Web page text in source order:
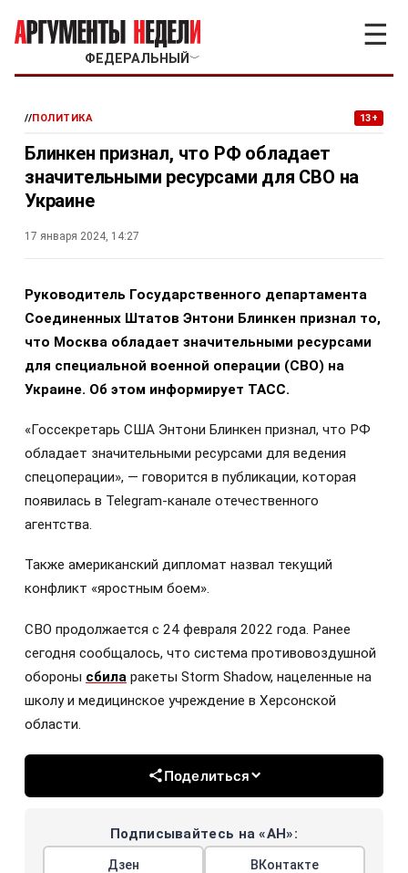
ФЕДЕРАЛЬНЫЙ ﹀
☰
//ПОЛИТИКА 13+
Блинкен признал, что РФ обладает
значительными ресурсами для СВО на
Украине
17 января 2024, 14:27
Руководитель Государственного департамента
Соединенных Штатов Энтони Блинкен признал то,
что Москва обладает значительными ресурсами
для специальной военной операции (СВО) на
Украине. Об этом информирует ТАСС.
«Госсекретарь США Энтони Блинкен признал, что РФ
обладает значительными ресурсами для ведения
спецоперации», — говорится в публикации, которая
появилась в Telegram-канале отечественного
агентства.
Также американский дипломат назвал текущий
конфликт «яростным боем».
СВО продолжается с 24 февраля 2022 года. Ранее
сегодня сообщалось, что система противовоздушной
обороны сбила ракеты Storm Shadow, нацеленные на
школу и медицинское учреждение в Херсонской
области.
Поделиться
Подписывайтесь на «АН»:
Дзен ВКонтакте